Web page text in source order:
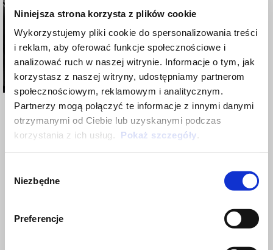
Niniejsza strona korzysta z plików cookie
Wykorzystujemy pliki cookie do spersonalizowania treści
i reklam, aby oferować funkcje społecznościowe i
analizować ruch w naszej witrynie. Informacje o tym, jak
korzystasz z naszej witryny, udostępniamy partnerom
społecznościowym, reklamowym i analitycznym.
Partnerzy mogą połączyć te informacje z innymi danymi
otrzymanymi od Ciebie lub uzyskanymi podczas
korzystania z ich usług. Pokaż szczegóły.
zgody
Niezbędne
Preferencje
CARBON FIBRE
UNDERSEAT SIDE
PANELS
CLUTCH LEVER